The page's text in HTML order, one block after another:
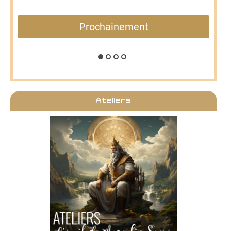
Prochainement
Ateliers